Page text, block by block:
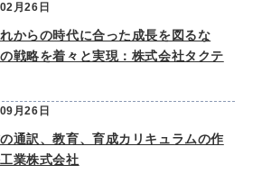
月26日
からの時代に合った成長を図るな
戦略を着々と実現：株式会社タクテ
月26日
通訳、教育、育成カリキュラムの作
業株式会社